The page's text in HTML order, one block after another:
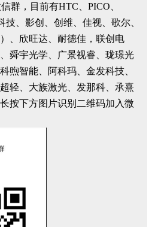
群，目前有HTC、PICO、
技、影创、创维、佳视、歌尔、
、欣旺达、耐德佳，联创电
舜宇光学、广景视睿、珑璟光
煦智能、阿科玛、金发科技、
轻、大族激光、发那科、承熹
按下方图片识别二维码加入微